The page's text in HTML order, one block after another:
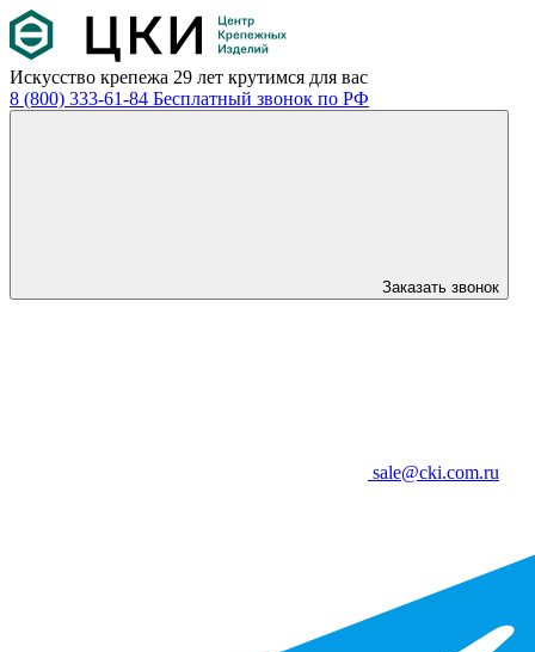
Искусство крепежа 29 лет крутимся для вас
8 (800) 333-61-84 Бесплатный звонок по РФ
Заказать звонок
sale@cki.com.ru